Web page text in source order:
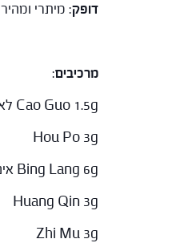
דופק: מיתרי
מרכיבים:
Cao Guo 1.5g לא קיים במלאי
Hou Po 3g
Bing Lang 6g אינו מאושר לשימוש בישראל
Huang Qin 3g
Zhi Mu 3g